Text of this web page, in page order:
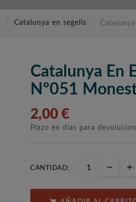
Catalunya en segells
Catalunya En
Nº051
2,00 €
Plazo en días para
CANTIDAD: